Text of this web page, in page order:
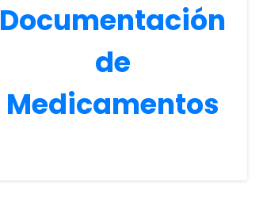
Documentación
de
Medicamentos